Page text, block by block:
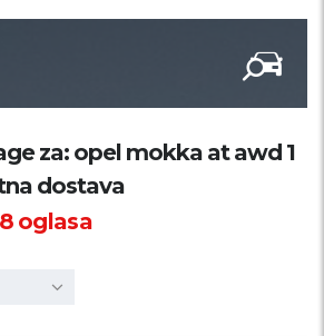
za: opel mokka at awd 1
dostava
oglasa